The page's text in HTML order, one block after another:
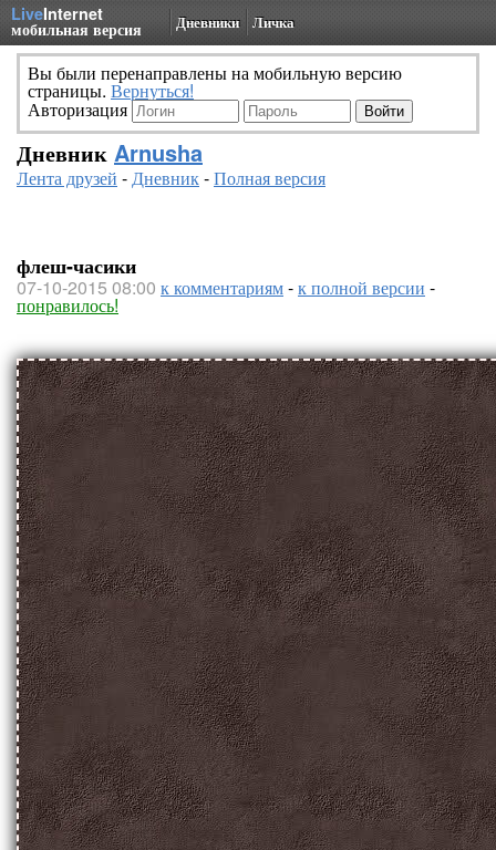
LiveInternet
мобильная версия Дневники Личка
Вы были перенаправлены на мобильную версию
страницы. Вернуться!
Авторизация
Дневник Arnusha
Лента друзей -Дневник-Полная версия
флеш-часики
07-10-2015 08:00 к комментариям-к полной версии -
понравилось!